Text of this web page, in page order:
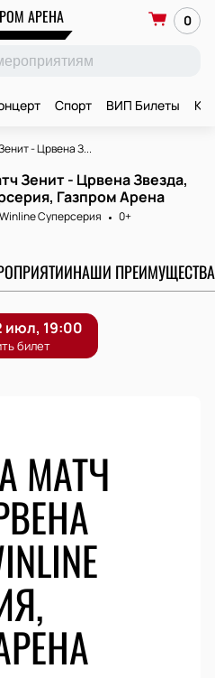
АРЕНА 0
Спорт ВИП Билеты
- Црвена З...
Зенит - Црвена Звезда,
Газпром Арена
Winline Суперсерия
0+
НАШИ ПРЕИМУЩЕСТВА
МАТЧ